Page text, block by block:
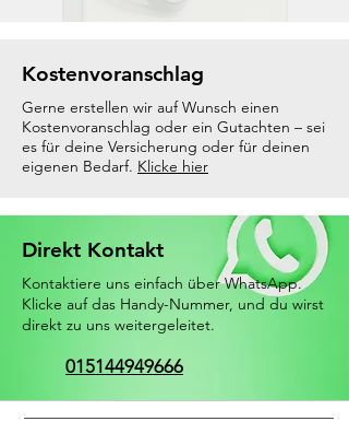
Kostenvoranschlag
Gerne erstellen wir auf Wunsch einen
Kostenvoranschlag oder ein Gutachten – sei
es für deine Versicherung oder für deinen
eigenen Bedarf. Klicke hier
Direkt Kontakt
Kontaktiere uns einfach über WhatsApp.
Klicke auf das Handy-Nummer, und du wirst
direkt zu uns weitergeleitet.
015144949666